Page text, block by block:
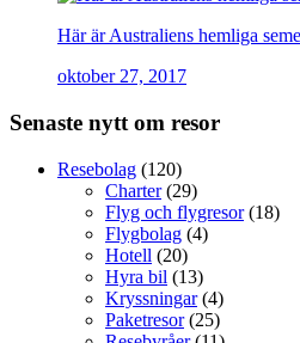
Här är Australiens hemliga
oktober 27, 2017
Senaste nytt om resor
Resebolag (120)
Charter(29)
Flyg och flygresor(18)
Flygbolag (4)
Hotell (20)
Hyra bil (13)
Kryssningar(4)
Paketresor(25)